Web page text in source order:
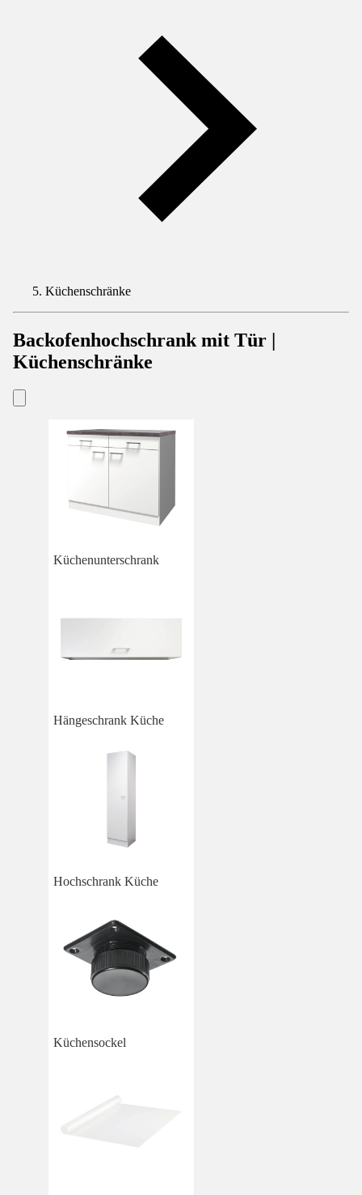
Küchenschränke
Backofenhochschrank mit Tür |
Küchenschränke
Küchenunterschrank
Hängeschrank Küche
Hochschrank Küche
Küchensockel